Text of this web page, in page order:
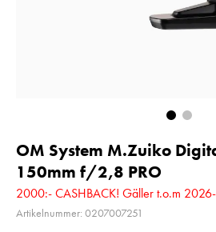
49mm
Pris:
379
OM System M.Zuiko
150mm f/2,8 PRO
2000:- CASHBACK! Gäller t.o.m
Artikelnummer: 0207007251